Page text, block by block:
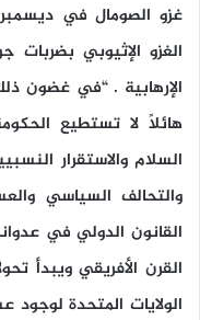
الغزو الإثيوبي
الإرهابية . “في غضون
هائلاً لا تستطيع
السلام والاستقرار
والتحالف السياسي
القانون الدولي في
القرن الأفريقي ويبدأ
الولايات المتحدة